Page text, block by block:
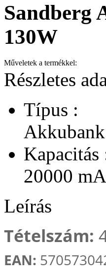
Sandberg
130W
Műveletek a termékkel:
Részletes
Típus :
Akkubank
Kapacitás
20000
Leírás
Tételszám:
EAN: